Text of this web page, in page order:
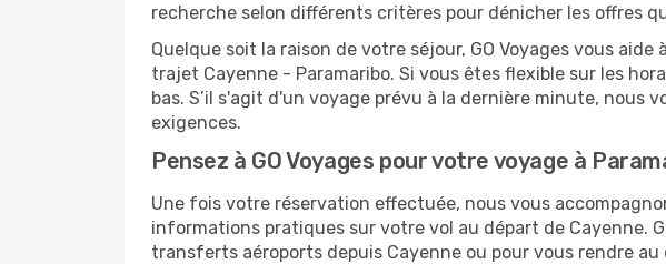
recherche selon différents critères pour dénicher les offres
Quelque soit la raison de votre séjour, GO Voyages vous
trajet Cayenne - Paramaribo. Si vous êtes flexible sur les
bas. S’il s'agit d'un voyage prévu à la dernière minute, nous
exigences.
Pensez à GO Voyages pour votre voyage à
Une fois votre réservation effectuée, nous vous
informations pratiques sur votre vol au départ de Cayenne.
transferts aéroports depuis Cayenne ou pour vous rendre